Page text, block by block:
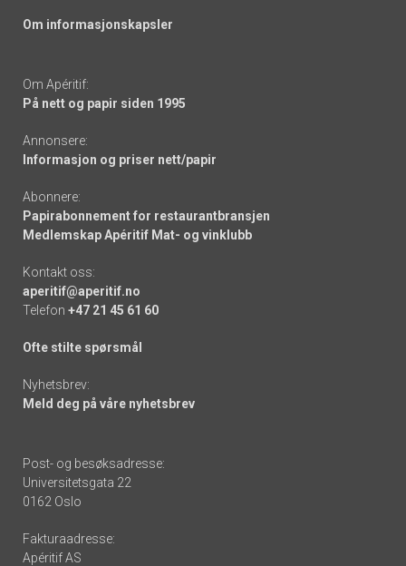
Om informasjonskapsler
Om Apéritif:
På nett og papir siden 1995
Annonsere:
Informasjon og priser nett/papir
Abonnere:
Papirabonnement for restaurantbransjen
Medlemskap Apéritif Mat- og vinklubb
Kontakt oss:
aperitif@aperitif.no
Telefon +47 21 45 61 60
Ofte stilte spørsmål
Nyhetsbrev:
Meld deg på våre nyhetsbrev
Post- og besøksadresse:
Universitetsgata 22
0162 Oslo
Fakturaadresse:
Apéritif AS